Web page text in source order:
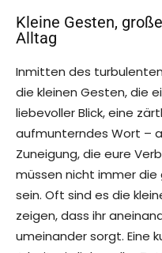
Kleine Gesten,
Alltag
Inmitten des
die kleinen Gesten, die
liebevoller Blick, eine
aufmunterndes Wort –
Zuneigung, die eure
müssen nicht immer
sein. Oft sind es die
zeigen, dass ihr
umeinander sorgt. Eine